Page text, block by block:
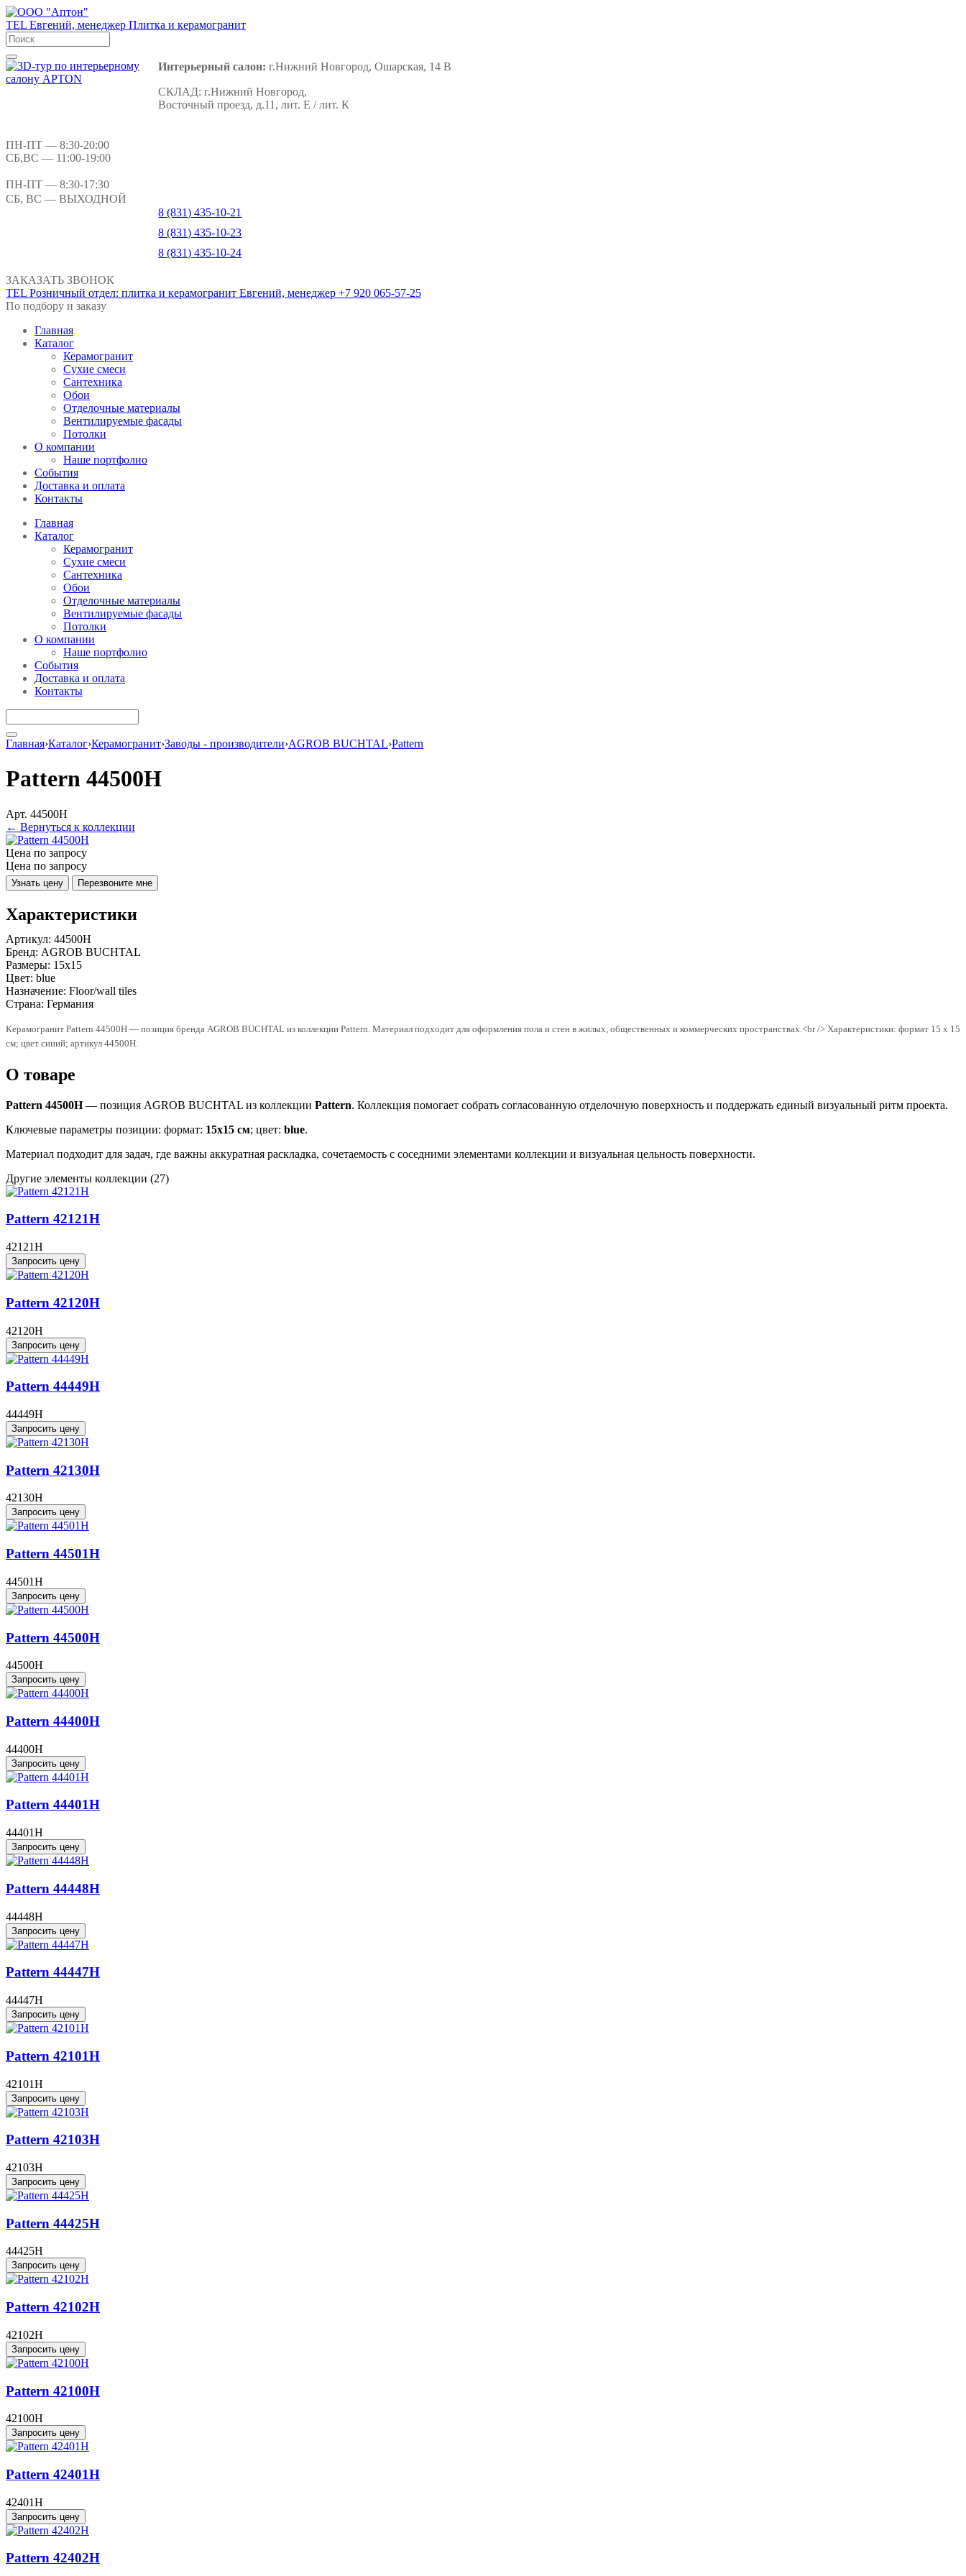
TEL Евгений, менеджер Плитка и керамогранит
Интерьерный салон: г.Нижний Новгород, Ошарская, 14 В
СКЛАД: г.Нижний Новгород,
Восточный проезд, д.11, лит. Е / лит. К
ПН-ПТ — 8:30-20:00
СБ,ВС — 11:00-19:00
ПН-ПТ — 8:30-17:30
СБ, ВС — ВЫХОДНОЙ
8 (831) 435-10-21
8 (831) 435-10-23
8 (831) 435-10-24
ЗАКАЗАТЬ ЗВОНОК
TEL Розничный отдел: плитка и керамогранит Евгений, менеджер +7 920 065-57-25
По подбору и заказу
Главная
Каталог
Керамогранит
Сухие смеси
Сантехника
Обои
Отделочные материалы
Вентилируемые фасады
Потолки
О компании
Наше портфолио
События
Доставка и оплата
Контакты
Главная
Каталог
Керамогранит
Сухие смеси
Сантехника
Обои
Отделочные материалы
Вентилируемые фасады
Потолки
О компании
Наше портфолио
События
Доставка и оплата
Контакты
Главная›Каталог›Керамогранит›Заводы - производители›AGROB BUCHTAL›Pattern
Pattern 44500H
Арт. 44500H
← Вернуться к коллекции
Цена по запросу
Цена по запросу
Узнать цену Перезвоните мне
Характеристики
Артикул: 44500H
Бренд: AGROB BUCHTAL
Размеры: 15x15
Цвет: blue
Назначение: Floor/wall tiles
Страна: Германия
Керамогранит Pattern 44500H — позиция бренда AGROB BUCHTAL из коллекции Pattern. Материал подходит для оформления пола и стен в жилых, общественных и коммерческих пространствах.<br /> Характеристики: формат 15 x 15
см; цвет синий; артикул 44500H.
О товаре
Pattern 44500H— позиция AGROB BUCHTAL из коллекции Pattern. Коллекция помогает собрать согласованную отделочную поверхность и поддержать единый визуальный ритм проекта.
Ключевые параметры позиции: формат: 15x15 см; цвет: blue.
Материал подходит для задач, где важны аккуратная раскладка, сочетаемость с соседними элементами коллекции и визуальная цельность поверхности.
Другие элементы коллекции (27)
Pattern 42121H
42121H
Запросить цену
Pattern 42120H
42120H
Запросить цену
Pattern 44449H
44449H
Запросить цену
Pattern 42130H
42130H
Запросить цену
Pattern 44501H
44501H
Запросить цену
Pattern 44500H
44500H
Запросить цену
Pattern 44400H
44400H
Запросить цену
Pattern 44401H
44401H
Запросить цену
Pattern 44448H
44448H
Запросить цену
Pattern 44447H
44447H
Запросить цену
Pattern 42101H
42101H
Запросить цену
Pattern 42103H
42103H
Запросить цену
Pattern 44425H
44425H
Запросить цену
Pattern 42102H
42102H
Запросить цену
Pattern 42100H
42100H
Запросить цену
Pattern 42401H
42401H
Запросить цену
Pattern 42402H